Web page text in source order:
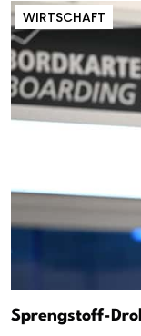
WIRTSCHAFT
Sprengstoff-